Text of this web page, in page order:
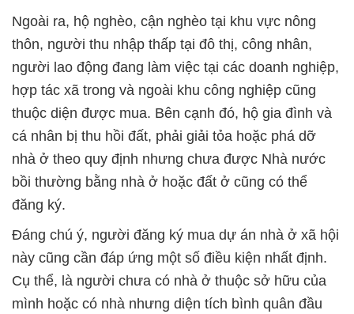
Ngoài ra, hộ nghèo, cận nghèo tại khu vực nông
thôn, người thu nhập thấp tại đô thị, công nhân,
người lao động đang làm việc tại các doanh nghiệp,
hợp tác xã trong và ngoài khu công nghiệp cũng
thuộc diện được mua. Bên cạnh đó, hộ gia đình và
cá nhân bị thu hồi đất, phải giải tỏa hoặc phá dỡ
nhà ở theo quy định nhưng chưa được Nhà nước
bồi thường bằng nhà ở hoặc đất ở cũng có thể
đăng ký.
Đáng chú ý, người đăng ký mua dự án nhà ở xã hội
này cũng cần đáp ứng một số điều kiện nhất định.
Cụ thể, là người chưa có nhà ở thuộc sở hữu của
mình hoặc có nhà nhưng diện tích bình quân đầu